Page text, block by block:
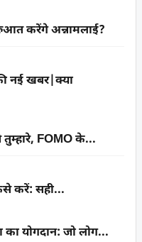
करेंगे अन्नामलाई?
नई खबर|क्या
FOMO के...
करें: सही...
का योगदान: जो लोग...